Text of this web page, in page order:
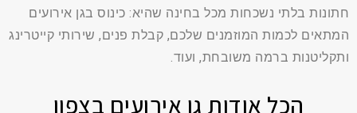
חתונות בלתי נשכחות מכל בחינה שהיא: כינוס בגן אירועים
המתאים לכמות המוזמנים שלכם, קבלת פנים, שירותי קייטרינג
ותקליטנות ברמה משובחת, ועוד.
הכל אודות גן אירועים בצפון